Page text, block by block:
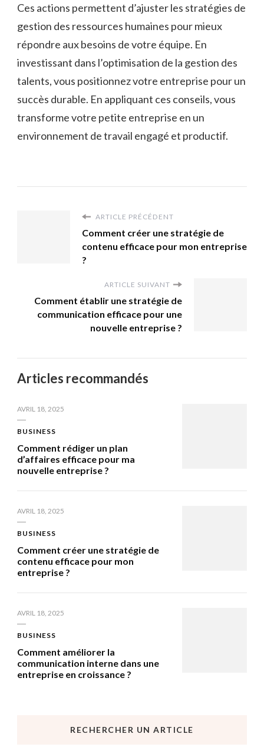
Ces actions permettent d’ajuster les stratégies de
gestion des ressources humaines pour mieux
répondre aux besoins de votre équipe. En
investissant dans l’optimisation de la gestion des
talents, vous positionnez votre entreprise pour un
succès durable. En appliquant ces conseils, vous
transforme votre petite entreprise en un
environnement de travail engagé et productif.
ARTICLE PRÉCÉDENT
Comment créer une stratégie de
contenu efficace pour mon entreprise
?
ARTICLE SUIVANT
Comment établir une stratégie de
communication efficace pour une
nouvelle entreprise ?
Articles recommandés
AVRIL 18, 2025
BUSINESS
Comment rédiger un plan
d’affaires efficace pour ma
nouvelle entreprise ?
AVRIL 18, 2025
BUSINESS
Comment créer une stratégie de
contenu efficace pour mon
entreprise ?
AVRIL 18, 2025
BUSINESS
Comment améliorer la
communication interne dans une
entreprise en croissance ?
RECHERCHER UN ARTICLE